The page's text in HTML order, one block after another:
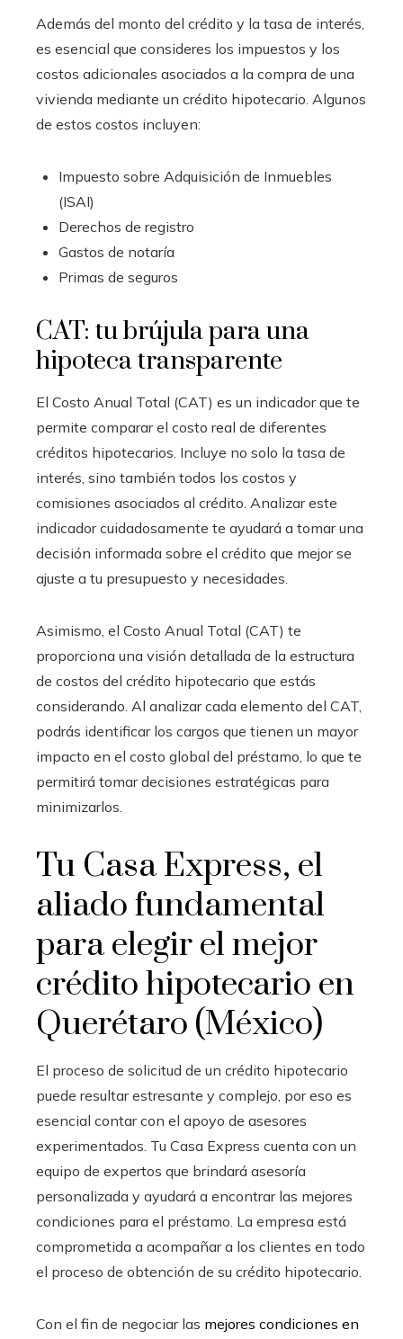
Además del monto del crédito y la tasa de interés,
es esencial que consideres los impuestos y los
costos adicionales asociados a la compra de una
vivienda mediante un crédito hipotecario. Algunos
de estos costos incluyen:
Impuesto sobre Adquisición de Inmuebles
(ISAI)
Derechos de registro
Gastos de notaría
Primas de seguros
CAT: tu brújula para una
hipoteca transparente
El Costo Anual Total (CAT) es un indicador que te
permite comparar el costo real de diferentes
créditos hipotecarios. Incluye no solo la tasa de
interés, sino también todos los costos y
comisiones asociados al crédito. Analizar este
indicador cuidadosamente te ayudará a tomar una
decisión informada sobre el crédito que mejor se
ajuste a tu presupuesto y necesidades.
Asimismo, el Costo Anual Total (CAT) te
proporciona una visión detallada de la estructura
de costos del crédito hipotecario que estás
considerando. Al analizar cada elemento del CAT,
podrás identificar los cargos que tienen un mayor
impacto en el costo global del préstamo, lo que te
permitirá tomar decisiones estratégicas para
minimizarlos.
Tu Casa Express, el
aliado fundamental
para elegir el mejor
crédito hipotecario en
Querétaro (México)
El proceso de solicitud de un crédito hipotecario
puede resultar estresante y complejo, por eso es
esencial contar con el apoyo de asesores
experimentados. Tu Casa Express cuenta con un
equipo de expertos que brindará asesoría
personalizada y ayudará a encontrar las mejores
condiciones para el préstamo. La empresa está
comprometida a acompañar a los clientes en todo
el proceso de obtención de su crédito hipotecario.
Con el fin de negociar las mejores condiciones en